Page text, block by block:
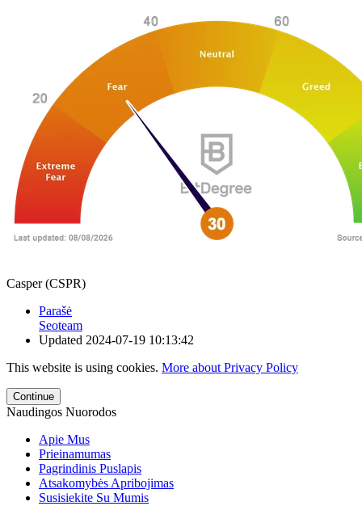
Casper (CSPR)
Parašė
Seoteam
Updated 2024-07-19 10:13:42
This website is using cookies. More about Privacy Policy
Continue
Naudingos Nuorodos
Apie Mus
Prieinamumas
Pagrindinis Puslapis
Atsakomybės Apribojimas
Susisiekite Su Mumis